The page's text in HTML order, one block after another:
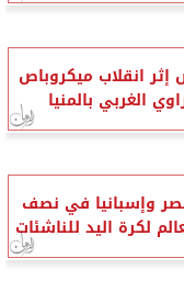
إثر انقلاب ميكروباص
الغربي بالمنيا
وإسبانيا في نصف
لكرة اليد للناشئات